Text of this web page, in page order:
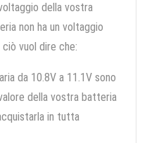
della vostra
non ha un voltaggio
ciò vuol dire che:
da 10.8V a 11.1V sono
della vostra batteria
in tutta